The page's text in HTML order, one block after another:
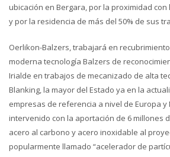
ubicación en Bergara, por la proximidad
y por la residencia de más del 50% de sus
Oerlikon-Balzers, trabajará en
moderna tecnología Balzers de
Irialde en trabajos de mecanizado de alta
Blanking, la mayor del Estado ya en la
empresas de referencia a nivel de Europa y
intervenido con la aportación de 6 millones
acero al carbono y acero inoxidable al
popularmente llamado “acelerador de